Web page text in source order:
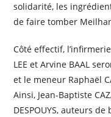
solidarité, les
de faire tomber
Côté effectif,
LEE et Arvine BAAL
et le meneur Raphaël
Ainsi, Jean-Baptiste
DESPOUYS, auteurs